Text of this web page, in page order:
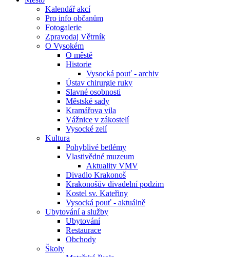
Kalendář akcí
Pro info občanům
Fotogalerie
Zpravodaj Větrník
O Vysokém
O městě
Historie
Vysocká pouť - archiv
Ústav chirurgie ruky
Slavné osobnosti
Městské sady
Kramářova vila
Vážnice v zákostelí
Vysocké zelí
Kultura
Pohyblivé betlémy
Vlastivědné muzeum
Aktuality VMV
Divadlo Krakonoš
Krakonošův divadelní podzim
Kostel sv. Kateřiny
Vysocká pouť - aktuálně
Ubytování a služby
Ubytování
Restaurace
Obchody
Školy